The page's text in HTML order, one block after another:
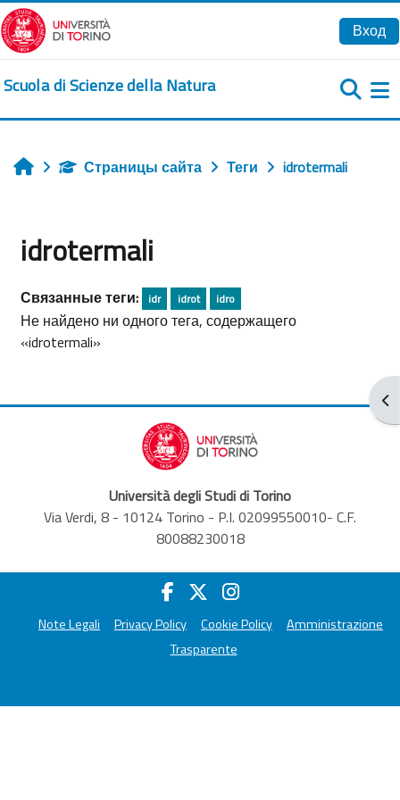
Перейти к основному содержанию
Вход
Scuola di Scienze della Natura
ГлавнаяСтраницы сайта Теги idrotermali
idrotermali
Связанные теги: idr idrot idro
Не найдено ни одного тега, содержащего
«idrotermali»
Università degli Studi di Torino
Via Verdi, 8 - 10124 Torino - P.I. 02099550010- C.F.
80088230018
Note Legali Privacy Policy Cookie Policy
Amministrazione
Trasparente